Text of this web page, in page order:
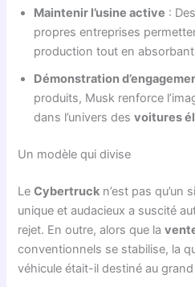
Maintenir l’usine active :
propres entreprises
production tout en
Démonstration
produits, Musk renforce
dans l’univers desvoitures
Un modèle qui divise
LeCybertruck n’est pas qu’un
unique et audacieux a suscité
rejet. En outre, alors que la
conventionnels se stabilise, la
véhicule était-il destiné au